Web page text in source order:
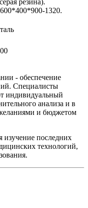
1320.
- обеспечение
Специалисты
индивидуальный
анализа и в
и бюджетом
изучение последних
технологий,